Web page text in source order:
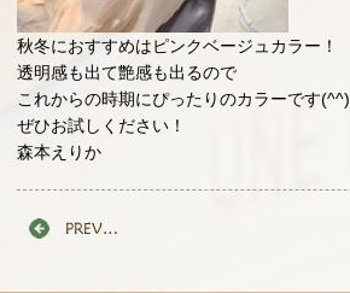
秋冬におすすめはピンクベージュカラー！
透明感も出て艶感も出るので
これからの時期にぴったりのカラーです(^^)
ぜひお試しください！
森本えりか